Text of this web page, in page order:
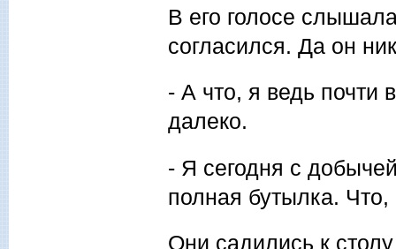
В его голосе
согласился. Да он
- А что, я ведь
далеко.
- Я сегодня с
полная бутылка.
Они садились к